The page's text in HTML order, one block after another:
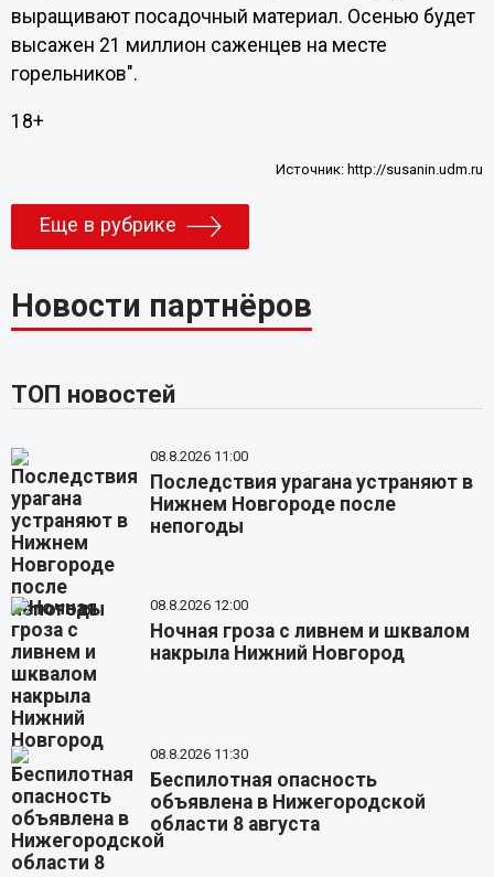
выращивают посадочный материал. Осенью будет
высажен 21 миллион саженцев на месте
горельников".
18+
Источник: http://susanin.udm.ru
Еще в рубрике
Новости партнёров
ТОП новостей
08.8.2026 11:00
Последствия урагана устраняют в
Нижнем Новгороде после
непогоды
08.8.2026 12:00
Ночная гроза с ливнем и шквалом
накрыла Нижний Новгород
08.8.2026 11:30
Беспилотная опасность
объявлена в Нижегородской
области 8 августа